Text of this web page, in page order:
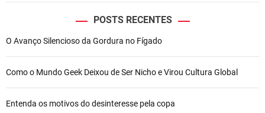
POSTS RECENTES
O Avanço Silencioso da Gordura no Fígado
Como o Mundo Geek Deixou de Ser Nicho e Virou Cultura Global
Entenda os motivos do desinteresse pela copa